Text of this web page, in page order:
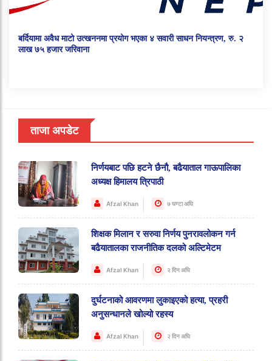
बर्दियामा अवैध माटो उत्खननमा प्रयोग भएका ४ सवारी साधन नियन्त्रण, रु. २
लाख ७५ हजार जरिवाना
ताजा अपडेट
निर्णयबाट पछि हटने छैनौ, बढैयाताल गाऊपालिका
अध्यक्ष हिमालय त्रिपाठी
Afzal Khan ७ घण्टा अघि
शिक्षक मिलान र सरुवा निर्णय पुनरावलोकन गर्न
बढैयातालका राजनीतिक दलको अल्टिमेटम
Afzal Khan २ दिन अघि
दुर्घटनाको आवरणमा लुकाइएको हत्या, प्रहरी
अनुसन्धानले खोल्यो रहस्य
Afzal Khan २ दिन अघि